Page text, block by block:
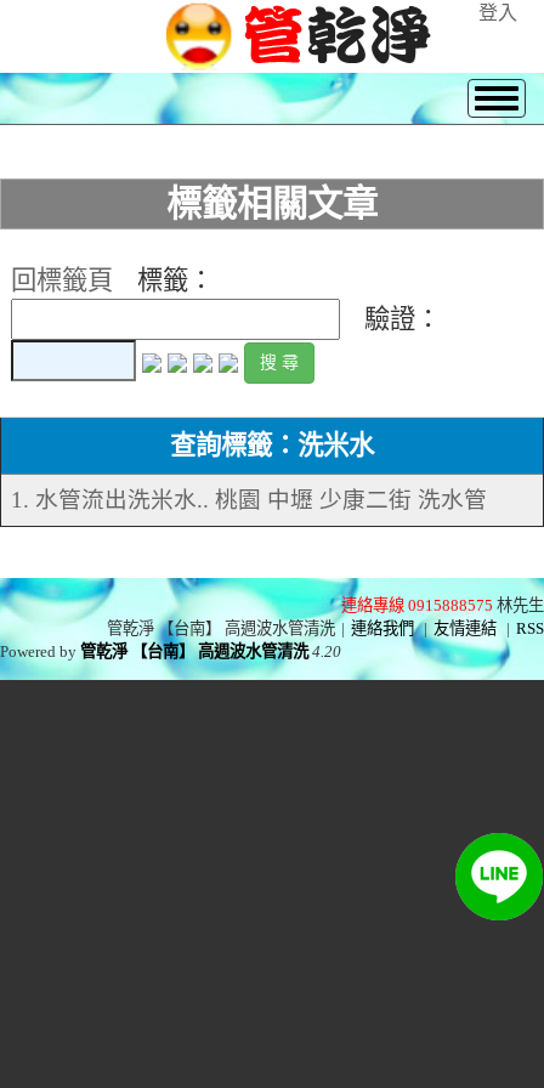
登入
標籤相關文章
回標籤頁
標籤：
驗證：
查詢標籤：洗米水
1. 水管流出洗米水.. 桃園 中壢 少康二街 洗水管
連絡專線 0915888575 林先生
管乾淨 【台南】 高週波水管清洗 | 連絡我們 | 友情連結 | RSS
Powered by管乾淨 【台南】 高週波水管清洗 4.20